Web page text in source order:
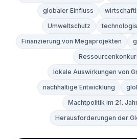
globaler Einfluss
Umweltschutz
Finanzierung von Megaprojekten
lokale Auswirkungen von
nachhaltige Entwicklung
Machtpolitik im 21.
Herausforderungen der